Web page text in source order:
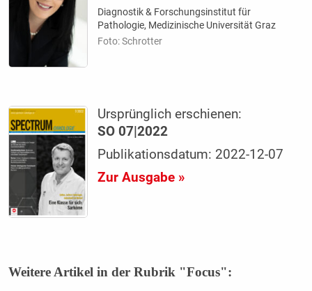
Diagnostik & Forschungsinstitut für
Pathologie, Medizinische Universität Graz
Foto: Schrotter
Ursprünglich erschienen:
SO 07|2022
Publikationsdatum: 2022-12-07
Zur Ausgabe »
Weitere Artikel in der Rubrik "Focus":